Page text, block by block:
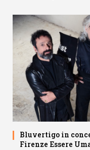
Bluvertigo in
Firenze Essere